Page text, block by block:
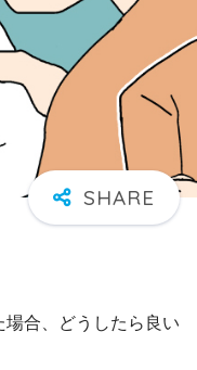
合、どうしたら良い